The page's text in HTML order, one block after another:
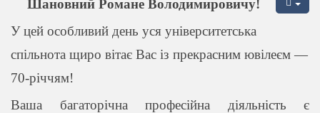
Шановний Романе Володимировичу!
У цей особливий день уся університетська
спільнота щиро вітає Вас із прекрасним ювілеєм —
70-річчям!
Ваша багаторічна професійна діяльність є